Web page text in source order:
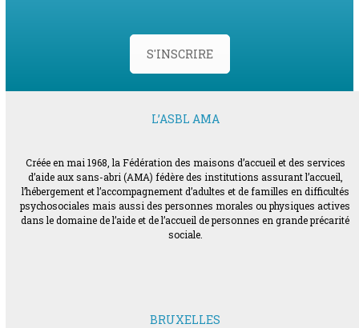
S'INSCRIRE
L’ASBL AMA
Créée en mai 1968, la Fédération des maisons d’accueil et des services
d’aide aux sans-abri (AMA) fédère des institutions assurant l’accueil,
l’hébergement et l’accompagnement d’adultes et de familles en difficultés
psychosociales mais aussi des personnes morales ou physiques actives
dans le domaine de l’aide et de l’accueil de personnes en grande précarité
sociale.
BRUXELLES